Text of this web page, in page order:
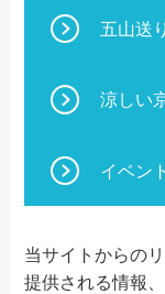
五山送
涼しい
イベント
当サイトからの
提供される情報